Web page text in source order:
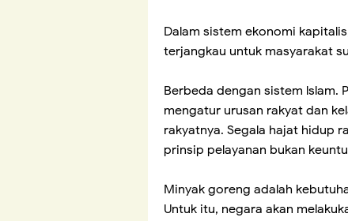
Dalam sistem ekonomi
terjangkau untuk masyarakat
Berbeda dengan sistem lslam.
mengatur urusan rakyat dan
rakyatnya. Segala hajat hidup
prinsip pelayanan bukan
Minyak goreng adalah
Untuk itu, negara akan